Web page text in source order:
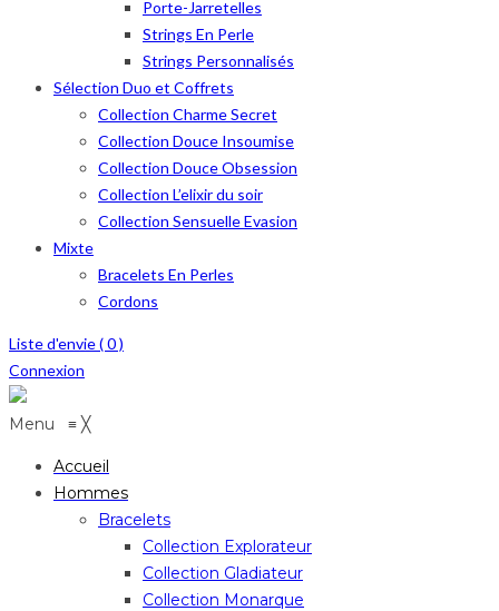
Porte-Jarretelles
Strings En Perle
Strings Personnalisés
Sélection Duo et Coffrets
Collection Charme Secret
Collection Douce Insoumise
Collection Douce Obsession
Collection L’elixir du soir
Collection Sensuelle Evasion
Mixte
Bracelets En Perles
Cordons
Liste d'envie (0)
Connexion
Menu ≡ ╳
Accueil
Hommes
Bracelets
Collection Explorateur
Collection Gladiateur
Collection Monarque